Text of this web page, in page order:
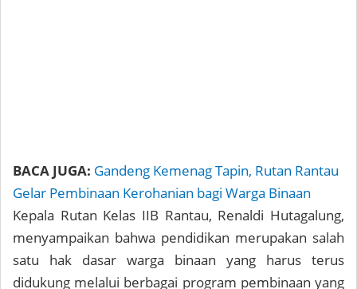
BACA JUGA: Gandeng Kemenag Tapin, Rutan Rantau
Gelar Pembinaan Kerohanian bagi Warga Binaan
Kepala Rutan Kelas IIB Rantau, Renaldi Hutagalung,
menyampaikan bahwa pendidikan merupakan salah
satu hak dasar warga binaan yang harus terus
didukung melalui berbagai program pembinaan yang